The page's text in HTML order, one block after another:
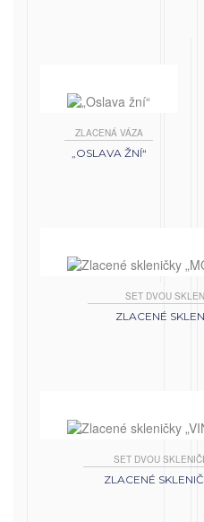
ZLACENÁ VÁZA
„OSLAVA ŽNÍ“
SET DVOU
ZLACENÉ
SET DVOU
ZLACENÉ